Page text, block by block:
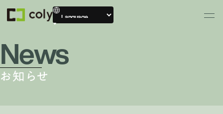
News
お知らせ